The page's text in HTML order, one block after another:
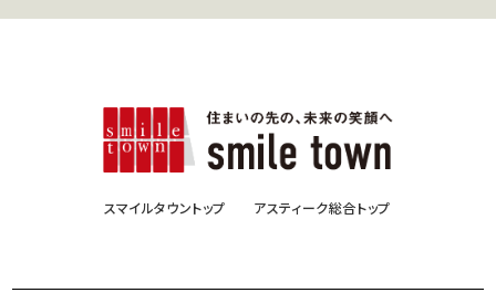
スマイルタウントップ アスティーク総合トップ